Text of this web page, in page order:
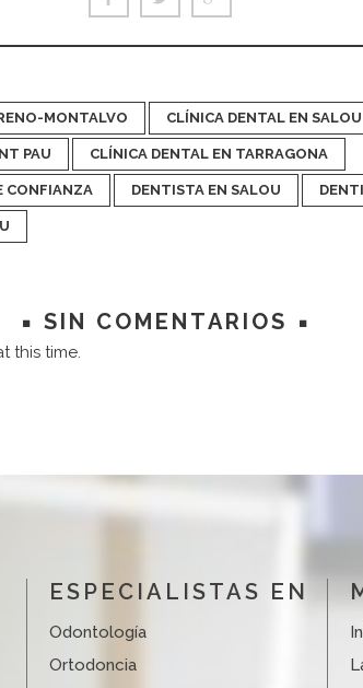
MONTALVO CLÍNICA DENTAL EN SALOU
PAU CLÍNICA DENTAL EN TARRAGONA
CONFIANZA DENTISTA EN SALOU
SIN COMENTARIOS
this time.
ESPECIALISTAS EN
Odontología
Ortodoncia